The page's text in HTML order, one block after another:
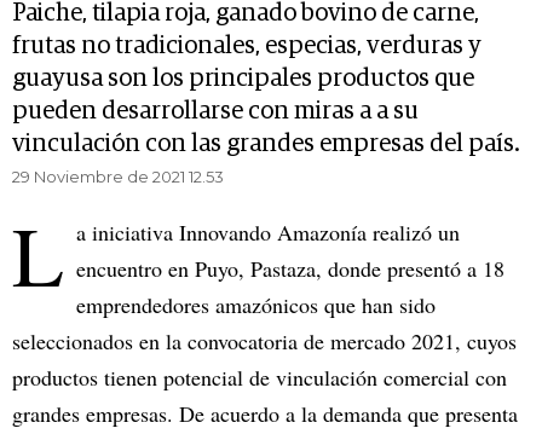
Paiche, tilapia roja, ganado bovino de carne,
frutas no tradicionales, especias, verduras y
guayusa son los principales productos que
pueden desarrollarse con miras a a su
vinculación con las grandes empresas del país.
29 Noviembre de 2021 12.53
L a iniciativa Innovando Amazonía realizó un
encuentro en Puyo, Pastaza, donde presentó a 18
emprendedores amazónicos que han sido
seleccionados en la convocatoria de mercado 2021, cuyos
productos tienen potencial de vinculación comercial con
grandes empresas. De acuerdo a la demanda que presenta